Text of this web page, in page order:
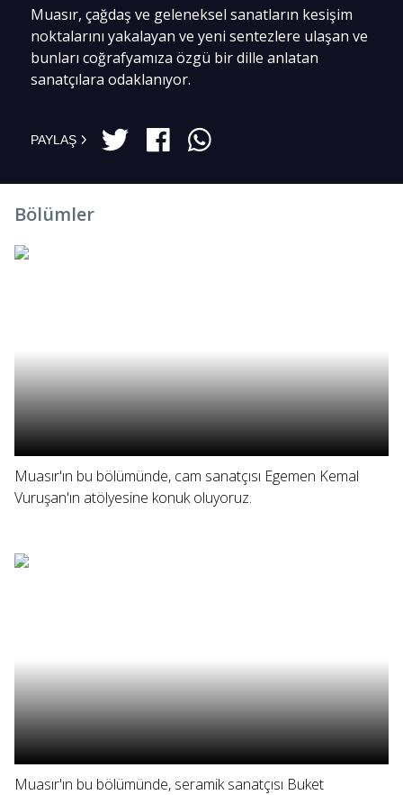
Muasır, çağdaş ve geleneksel sanatların kesişim
noktalarını yakalayan ve yeni sentezlere ulaşan ve
bunları coğrafyamıza özgü bir dille anlatan
sanatçılara odaklanıyor.
PAYLAŞ
Bölümler
Muasır'ın bu bölümünde, cam sanatçısı Egemen Kemal
Vuruşan'ın atölyesine konuk oluyoruz.
Muasır'ın bu bölümünde, seramik sanatçısı Buket